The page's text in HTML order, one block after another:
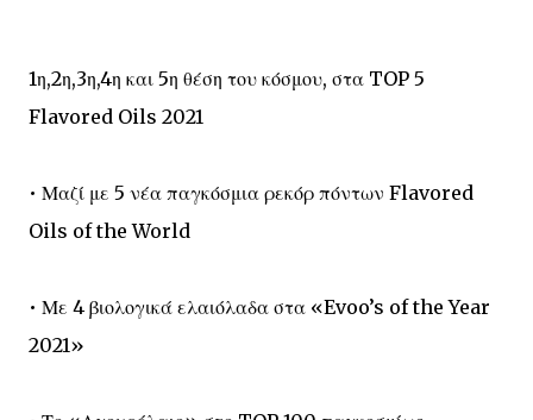
1η,2η,3η,4η και 5η θέση του κόσμου, στα TOP 5
Flavored Oils 2021
• Μαζί με 5 νέα παγκόσμια ρεκόρ πόντων Flavored
Oils of the World
• Με 4 βιολογικά ελαιόλαδα στα «Evoo’s of the Year
2021»